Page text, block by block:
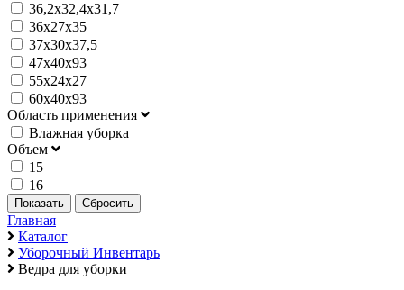
36,2x32,4x31,7
36x27x35
37x30x37,5
47x40x93
55x24x27
60x40x93
Область применения
Влажная уборка
Объем
15
16
Главная
Каталог
Уборочный Инвентарь
Ведра для уборки